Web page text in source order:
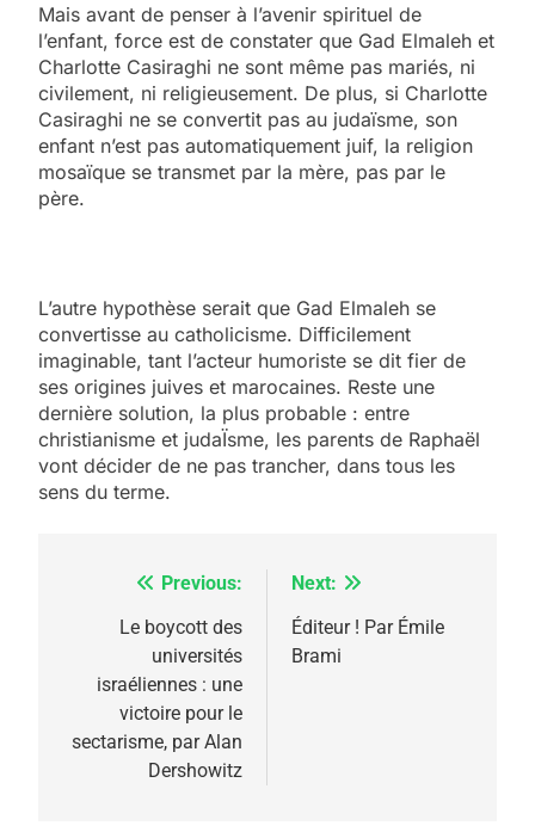
Mais avant de penser à l’avenir spirituel de
l’enfant, force est de constater que Gad Elmaleh et
Charlotte Casiraghi ne sont même pas mariés, ni
civilement, ni religieusement. De plus, si Charlotte
Casiraghi ne se convertit pas au judaïsme, son
enfant n’est pas automatiquement juif, la religion
mosaïque se transmet par la mère, pas par le
père.
L’autre hypothèse serait que Gad Elmaleh se
convertisse au catholicisme. Difficilement
imaginable, tant l’acteur humoriste se dit fier de
ses origines juives et marocaines. Reste une
dernière solution, la plus probable : entre
christianisme et judaÏsme, les parents de Raphaël
vont décider de ne pas trancher, dans tous les
sens du terme.
Navigation
l’article
Previous:
Le boycott des
universités
israéliennes : une
victoire pour le
sectarisme, par Alan
Dershowitz
Next:
Éditeur ! Par Émile
Brami
5
2025, l’année la plus
l’antisémitisme
FIÈRE, DIGNE ET RÉSILIENTE :
POURQUOI JE REVENDIQUE
MA JUDAÏTE par Thérèse
Zrihen-Dvir
ISRAÉL